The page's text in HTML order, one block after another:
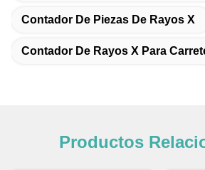
Contador De Piezas De Rayos X
Contador De Rayos X Para
Productos